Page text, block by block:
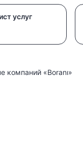
услуг
компаний «Boranı»